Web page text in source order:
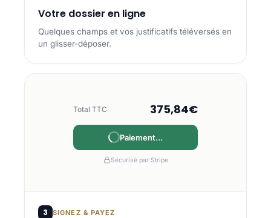
Votre dossier en ligne
Quelques champs et vos justificatifs téléversés en
un glisser-déposer.
Total TTC 375,84€
Paiement…
Sécurisé par Stripe
3 SIGNEZ & PAYEZ